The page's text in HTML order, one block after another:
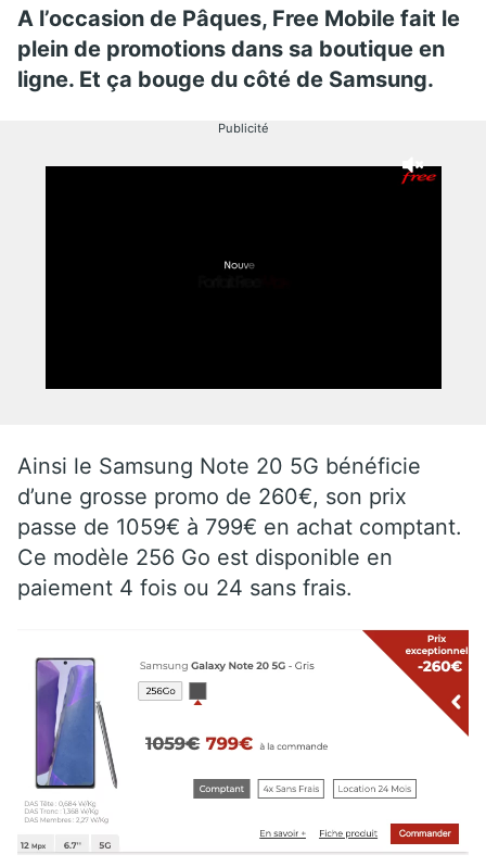
A l’occasion de Pâques, Free Mobile fait le
plein de promotions dans sa boutique en
ligne. Et ça bouge du côté de Samsung.
Publicité
Ainsi le Samsung Note 20 5G bénéficie
d’une grosse promo de 260€, son prix
passe de 1059€ à 799€ en achat comptant.
Ce modèle 256 Go est disponible en
paiement 4 fois ou 24 sans frais.